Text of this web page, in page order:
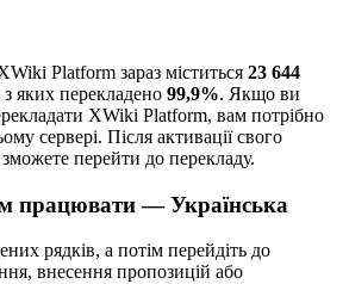
Platform зараз міститься 23 644
з яких перекладено 99,9%. Якщо ви
XWiki Platform, вам потрібно
сервері. Після активації свого
перейти до перекладу.
працювати — Українська
рядків, а потім перейдіть до
внесення пропозицій або